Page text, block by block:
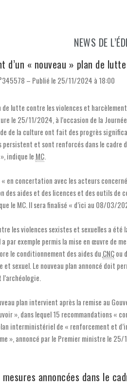
NEWS DE
d’un « nouveau » plan de
– Publié le 25/11/2024 à 18:00
de lutte contre les violences et
le 25/11/2024, à l’occasion de la
de la culture ont fait des progrès
et sont renforcés dans le cadre
indique le MC.
« en concertation avec les acteurs
des aides et des licences et des outils
le MC. Il sera finalisé « d’ici au 08/03/
les violences sexistes et sexuelles a
par exemple permis la mise en œuvre de
le conditionnement des aides du CNCou
et sexuel. Le nouveau plan annoncé doit
plan intervient après la remise au
», dans lequel 15 recommandations «
interministériel de « renforcement et
», annoncé par le Premier ministre le
annoncées dans le